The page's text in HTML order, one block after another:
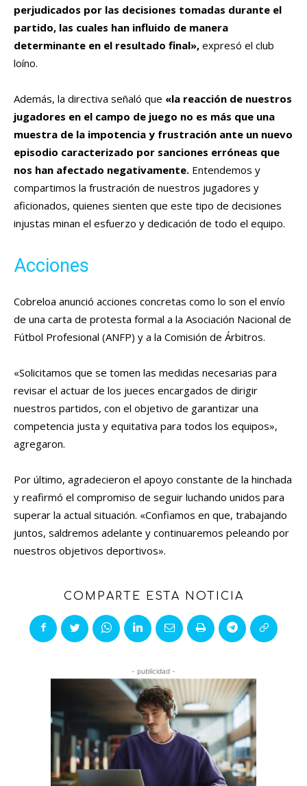
perjudicados por las decisiones tomadas durante el
partido, las cuales han influido de manera
determinante en el resultado final», expresó el club
loíno.
Además, la directiva señaló que «la reacción de nuestros
jugadores en el campo de juego no es más que una
muestra de la impotencia y frustración ante un nuevo
episodio caracterizado por sanciones erróneas que
nos han afectado negativamente. Entendemos y
compartimos la frustración de nuestros jugadores y
aficionados, quienes sienten que este tipo de decisiones
injustas minan el esfuerzo y dedicación de todo el equipo.
Acciones
Cobreloa anunció acciones concretas como lo son el envío
de una carta de protesta formal a la Asociación Nacional de
Fútbol Profesional (ANFP) y a la Comisión de Árbitros.
«Solicitamos que se tomen las medidas necesarias para
revisar el actuar de los jueces encargados de dirigir
nuestros partidos, con el objetivo de garantizar una
competencia justa y equitativa para todos los equipos»,
agregaron.
Por último, agradecieron el apoyo constante de la hinchada
y reafirmó el compromiso de seguir luchando unidos para
superar la actual situación. «Confiamos en que, trabajando
juntos, saldremos adelante y continuaremos peleando por
nuestros objetivos deportivos».
COMPARTE ESTA NOTICIA
- publicidad -